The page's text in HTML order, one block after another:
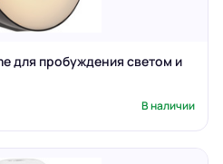
для пробуждения светом и
В наличии